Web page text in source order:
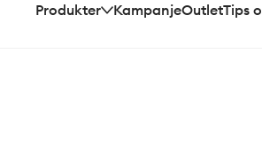
Produkter KampanjeOutletTips